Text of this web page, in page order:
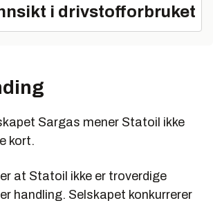
i drivstofforbruket
Sargas mener Statoil ikke
kort.
at Statoil ikke er troverdige
handling. Selskapet konkurrerer